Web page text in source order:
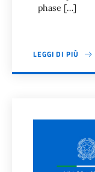
phase […]
LEGGI DI PIÙ